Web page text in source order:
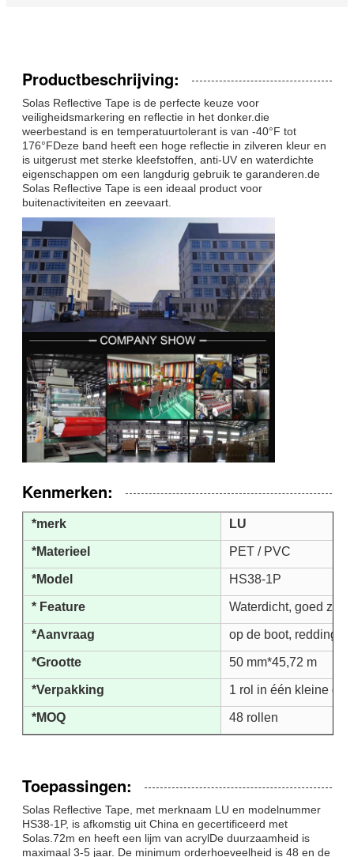
Productbeschrijving:
Solas Reflective Tape is de perfecte keuze voor
veiligheidsmarkering en reflectie in het donker.die
weerbestand is en temperatuurtolerant is van -40°F tot
176°FDeze band heeft een hoge reflectie in zilveren kleur en
is uitgerust met sterke kleefstoffen, anti-UV en waterdichte
eigenschappen om een langdurig gebruik te garanderen.de
Solas Reflective Tape is een ideaal product voor
buitenactiviteiten en zeevaart.
Kenmerken:
*merk LU
*Materieel PET / PVC
*Model HS38-1P
* Feature Waterdicht, goed
*Aanvraag op de boot,
*Grootte 50 mm*45,72 m
*Verpakking 1 rol in één kleine
*MOQ 48 rollen
Toepassingen:
Solas Reflective Tape, met merknaam LU en modelnummer
HS38-1P, is afkomstig uit China en gecertificeerd met
Solas.72m en heeft een lijm van acrylDe duurzaamheid is
maximaal 3-5 jaar. De minimum orderhoeveelheid is 48 en de